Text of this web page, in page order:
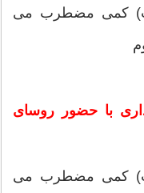
کمی مضطرب می
با حضور روسای
کمی مضطرب می